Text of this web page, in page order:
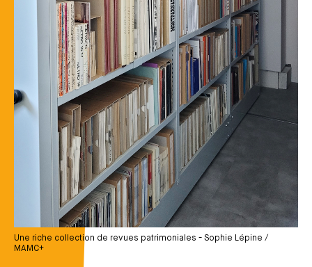
Une riche collection de revues patrimoniales - Sophie Lépine /
MAMC+